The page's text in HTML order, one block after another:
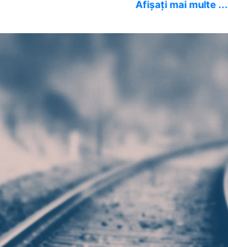
Afișați mai multe ...